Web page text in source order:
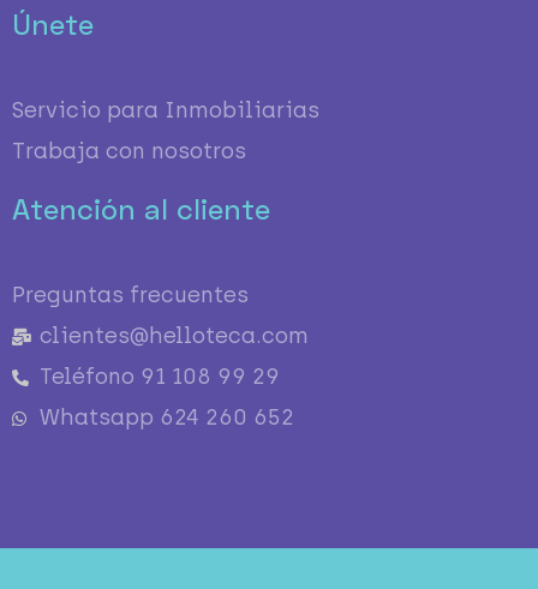
Únete
Servicio para Inmobiliarias
Trabaja con nosotros
Atención al cliente
Preguntas frecuentes
clientes@helloteca.com
Teléfono 91 108 99 29
Whatsapp 624 260 652